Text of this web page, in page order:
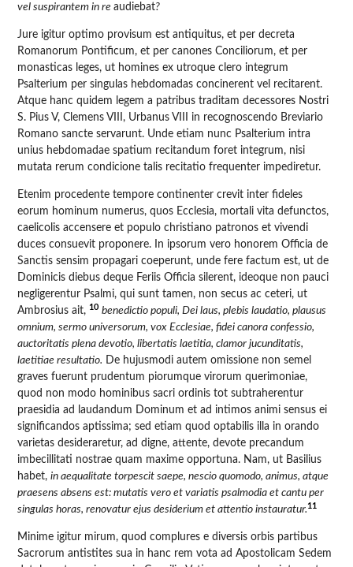
vel suspirantem in reaudiebat?
Jure igitur optimo provisum est antiquitus, et per decreta
Romanorum Pontificum, et per canones Conciliorum, et per
monasticas leges, ut homines ex utroque clero integrum
Psalterium per singulas hebdomadas concinerent vel recitarent.
Atque hanc quidem legem a patribus traditam decessores Nostri
S. Pius V, Clemens VIII, Urbanus VIII in recognoscendo Breviario
Romano sancte servarunt. Unde etiam nunc Psalterium intra
unius hebdomadae spatium recitandum foret integrum, nisi
mutata rerum condicione talis recitatio frequenter impediretur.
Etenim procedente tempore continenter crevit inter fideles
eorum hominum numerus, quos Ecclesia, mortali vita defunctos,
caelicolis accensere et populo christiano patronos et vivendi
duces consuevit proponere. In ipsorum vero honorem Officia de
Sanctis sensim propagari coeperunt, unde fere factum est, ut de
Dominicis diebus deque Feriis Officia silerent, ideoque non pauci
negligerentur Psalmi, qui sunt tamen, non secus ac ceteri, ut
Ambrosius ait, 10 benedictio populi, Dei laus, plebis laudatio, plausus
omnium, sermo universorum, vox Ecclesiae, fidei canora confessio,
auctoritatis plena devotio, libertatis laetitia, clamor jucunditatis,
laetitiae resultatio. De hujusmodi autem omissione non semel
graves fuerunt prudentum piorumque virorum querimoniae,
quod non modo hominibus sacri ordinis tot subtraherentur
praesidia ad laudandum Dominum et ad intimos animi sensus ei
significandos aptissima; sed etiam quod optabilis illa in orando
varietas desideraretur, ad digne, attente, devote precandum
imbecillitati nostrae quam maxime opportuna. Nam, ut Basilius
habet,in aequalitate torpescit saepe, nescio quomodo, animus, atque
praesens absens est: mutatis vero et variatis psalmodia et cantu per
singulas horas, renovatur ejus desiderium et attentio instauratur. 11
Minime igitur mirum, quod complures e diversis orbis partibus
Sacrorum antistites sua in hanc rem vota ad Apostolicam Sedem